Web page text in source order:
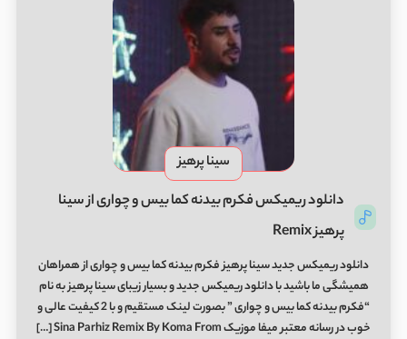
سینا پرهیز
دانلود ریمیکس فکرم بیدنه کما بیس و چواری از سینا
پرهیز Remix
دانلود ریمیکس جدید سینا پرهیز فکرم بیدنه کما بیس و چواری از همراهان
همیشگی ما باشید با دانلود ریمیکس جدید و بسیار زیبای سینا پرهیز به نام
“فکرم بیدنه کما بیس و چواری ” بصورت لینک مستقیم و با 2 کیفیت عالی و
خوب در رسانه معتبر میفا موزیک Sina Parhiz Remix By Koma From […]